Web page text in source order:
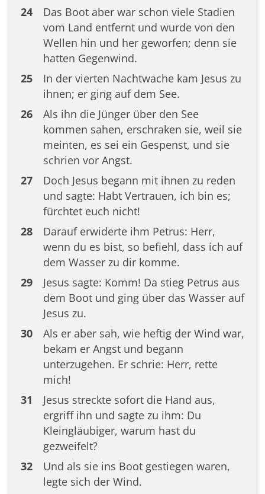
24
Das Boot aber war schon viele Stadien
vom Land entfernt und wurde von den
Wellen hin und her geworfen; denn sie
hatten Gegenwind.
25
In der vierten Nachtwache kam Jesus zu
ihnen; er ging auf dem See.
26
Als ihn die Jünger über den See
kommen sahen, erschraken sie, weil sie
meinten, es sei ein Gespenst, und sie
schrien vor Angst.
27
Doch Jesus begann mit ihnen zu reden
und sagte: Habt Vertrauen, ich bin es;
fürchtet euch nicht!
28
Darauf erwiderte ihm Petrus: Herr,
wenn du es bist, so befiehl, dass ich auf
dem Wasser zu dir komme.
29
Jesus sagte: Komm! Da stieg Petrus aus
dem Boot und ging über das Wasser auf
Jesus zu.
30
Als er aber sah, wie heftig der Wind war,
bekam er Angst und begann
unterzugehen. Er schrie: Herr, rette
mich!
31
Jesus streckte sofort die Hand aus,
ergriff ihn und sagte zu ihm: Du
Kleingläubiger, warum hast du
gezweifelt?
32
Und als sie ins Boot gestiegen waren,
legte sich der Wind.